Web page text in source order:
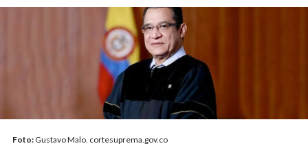
Foto: Gustavo Malo. cortesuprema.gov.co